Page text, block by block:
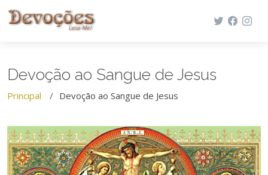
Devoção ao Sangue de Jesus
Principal Devoção ao Sangue de Jesus